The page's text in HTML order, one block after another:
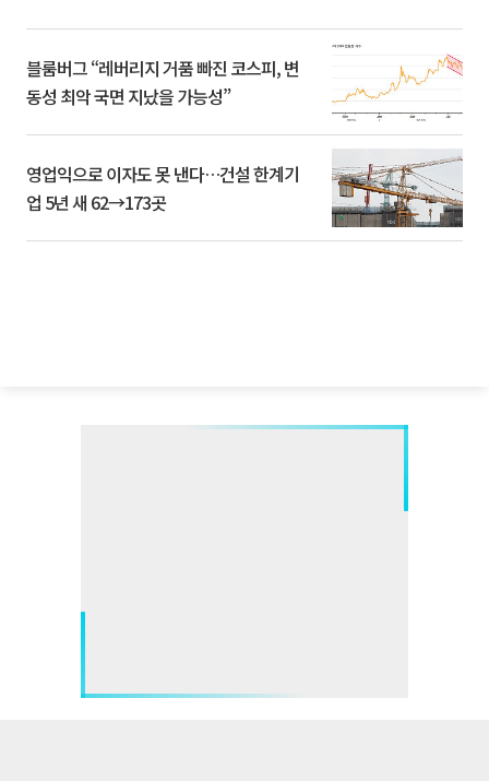
블룸버그 “레버리지 거품 빠진 코스피, 변
동성 최악 국면 지났을 가능성”
영업익으로 이자도 못 낸다…건설 한계기
업 5년 새 62→173곳